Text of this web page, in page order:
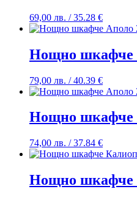
69,00 лв. / 35.28 €
Нощно шкафче
79,00 лв. / 40.39 €
Нощно шкафче
74,00 лв. / 37.84 €
Нощно шкафче